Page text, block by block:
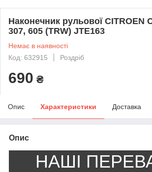
Наконечник рульової CITROEN
307, 605 (TRW) JTE163
Немає в наявності
Код: 632915
Роздріб
690 ₴
Опис Характеристики Доставка
Опис
НАШІ